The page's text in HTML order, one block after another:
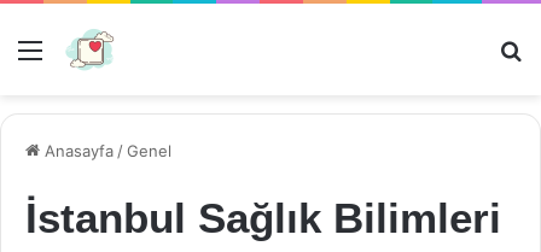
Menü
Anasayfa /Genel
İstanbul Sağlık Bilimleri